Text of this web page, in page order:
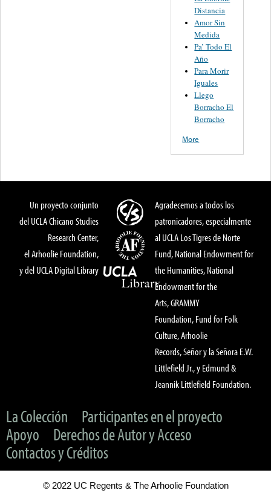
Distancia
Amor Sin
Medida
Pa’ Todo El
Año
Para Morir
Iguales
Llego
Borracho El
Borracho
More
Un proyecto conjunto
del UCLA Chicano Studies
Research Center,
el Arhoolie Foundation,
y del UCLA Digital Library
Agradecemos a todos los
patronicadores, especialmente
al UCLA Los Tigres de Norte
Fund, National Endowment for
the Humanities, National
Endowment for the
Arts, GRAMMY
Foundation, Fund for Folk
Culture, Arhoolie
Records, Señor y la Señora E.W.
Littlefield Jr., y Edmund &
Jeannik Littlefield Foundation.
La Colección
Participantes en el proyecto
Apoyo
Derechos de Autor y Acceso
Contactos y Créditos
© 2022 UC Regents & The Arhoolie Foundation